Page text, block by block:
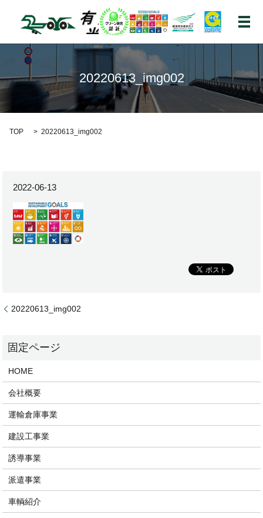
メ
20220613_img002
TOP 20220613_img002
2022-06-13
20220613_img002
HOME
会社概要
運輸倉庫事業
建設工事業
誘導事業
派遣事業
車輌紹介